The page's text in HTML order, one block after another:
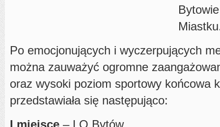
Po emocjonujących i wyczerpujących
można zauważyć ogromne
oraz wysoki poziom sportowy końcowa
przedstawiała się następująco:
I miejsce – LO Bytów